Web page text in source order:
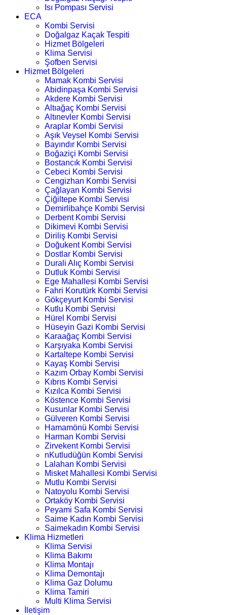
Isı Pompası Servisi
ECA
Kombi Servisi
Doğalgaz Kaçak Tespiti
Hizmet Bölgeleri
Klima Servisi
Şofben Servisi
Hizmet Bölgeleri
Mamak Kombi Servisi
Abidinpaşa Kombi Servisi
Akdere Kombi Servisi
Altıağaç Kombi Servisi
Altınevler Kombi Servisi
Araplar Kombi Servisi
Aşık Veysel Kombi Servisi
Bayındır Kombi Servisi
Boğaziçi Kombi Servisi
Bostancık Kombi Servisi
Cebeci Kombi Servisi
Cengizhan Kombi Servisi
Çağlayan Kombi Servisi
Çiğiltepe Kombi Servisi
Demirlibahçe Kombi Servisi
Derbent Kombi Servisi
Dikimevi Kombi Servisi
Diriliş Kombi Servisi
Doğukent Kombi Servisi
Dostlar Kombi Servisi
Durali Alıç Kombi Servisi
Dutluk Kombi Servisi
Ege Mahallesi Kombi Servisi
Fahri Korutürk Kombi Servisi
Gökçeyurt Kombi Servisi
Kutlu Kombi Servisi
Hürel Kombi Servisi
Hüseyin Gazi Kombi Servisi
Karaağaç Kombi Servisi
Karşıyaka Kombi Servisi
Kartaltepe Kombi Servisi
Kayaş Kombi Servisi
Kazım Orbay Kombi Servisi
Kıbrıs Kombi Servisi
Kızılca Kombi Servisi
Köstence Kombi Servisi
Kusunlar Kombi Servisi
Gülveren Kombi Servisi
Hamamönü Kombi Servisi
Harman Kombi Servisi
Zirvekent Kombi Servisi
nKutludüğün Kombi Servisi
Lalahan Kombi Servisi
Misket Mahallesi Kombi Servisi
Mutlu Kombi Servisi
Natoyolu Kombi Servisi
Ortaköy Kombi Servisi
Peyami Safa Kombi Servisi
Saime Kadın Kombi Servisi
Saimekadın Kombi Servisi
Klima Hizmetleri
Klima Servisi
Klima Bakımı
Klima Montajı
Klima Demontajı
Klima Gaz Dolumu
Klima Tamiri
Multi Klima Servisi
İletişim